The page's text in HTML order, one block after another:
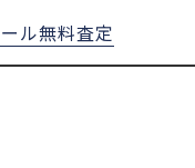
ル無料査定